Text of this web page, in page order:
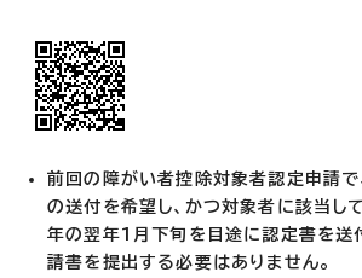
前回の障がい者控除対象者認定申請で
の送付を希望し、かつ対象者に該当し
年の翌年1月下旬を目途に認定書を送
請書を提出する必要はありません。